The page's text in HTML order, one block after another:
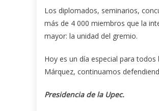
Los diplomados, seminarios,
más de 4 000 miembros que la
mayor: la unidad del gremio.
Hoy es un día especial para
Márquez, continuamos
Presidencia de la Upec.